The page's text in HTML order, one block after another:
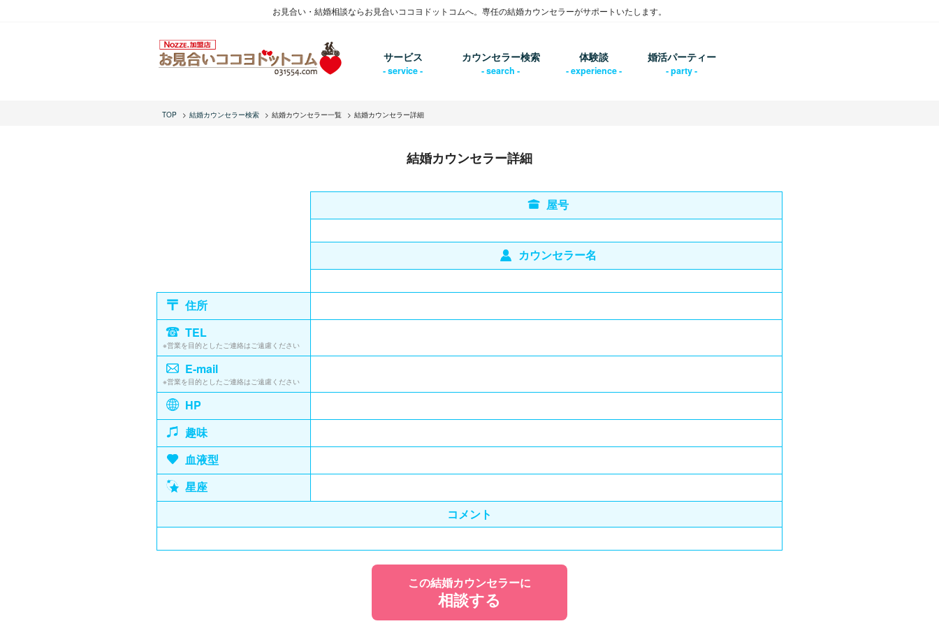
お見合い・結婚相談ならお見合いココヨドットコムへ。専任の結婚カウンセラーがサポートいたします。
サービス カウンセラー検索 体験談 婚活パーティー
TOP 結婚カウンセラー検索 結婚カウンセラー一覧 結婚カウンセラー詳細
結婚カウンセラー詳細
屋号
カウンセラー名
住所
TEL
※営業を目的としたご連絡はご遠慮ください
E-mail
※営業を目的としたご連絡はご遠慮ください
HP
趣味
血液型
星座
コメント
この結婚カウンセラーに
相談する